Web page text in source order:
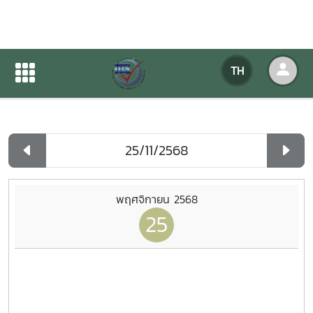
TH
ปฏิทินกิจกรรมของหน่วยงาน
ปฏิทินกิจกรรมของหน่วยงาน
พฤศจิกายน 2568
25